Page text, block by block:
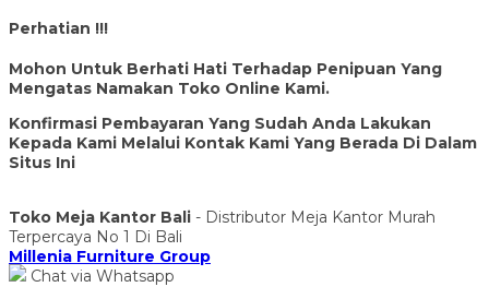
Perhatian !!!
Mohon Untuk Berhati Hati Terhadap Penipuan Yang
Mengatas Namakan Toko Online Kami.
Konfirmasi Pembayaran Yang Sudah Anda Lakukan
Kepada Kami Melalui Kontak Kami Yang Berada Di Dalam
Situs Ini
Toko Meja Kantor Bali - Distributor Meja Kantor Murah
Terpercaya No 1 Di Bali
Millenia Furniture Group
Chat via Whatsapp